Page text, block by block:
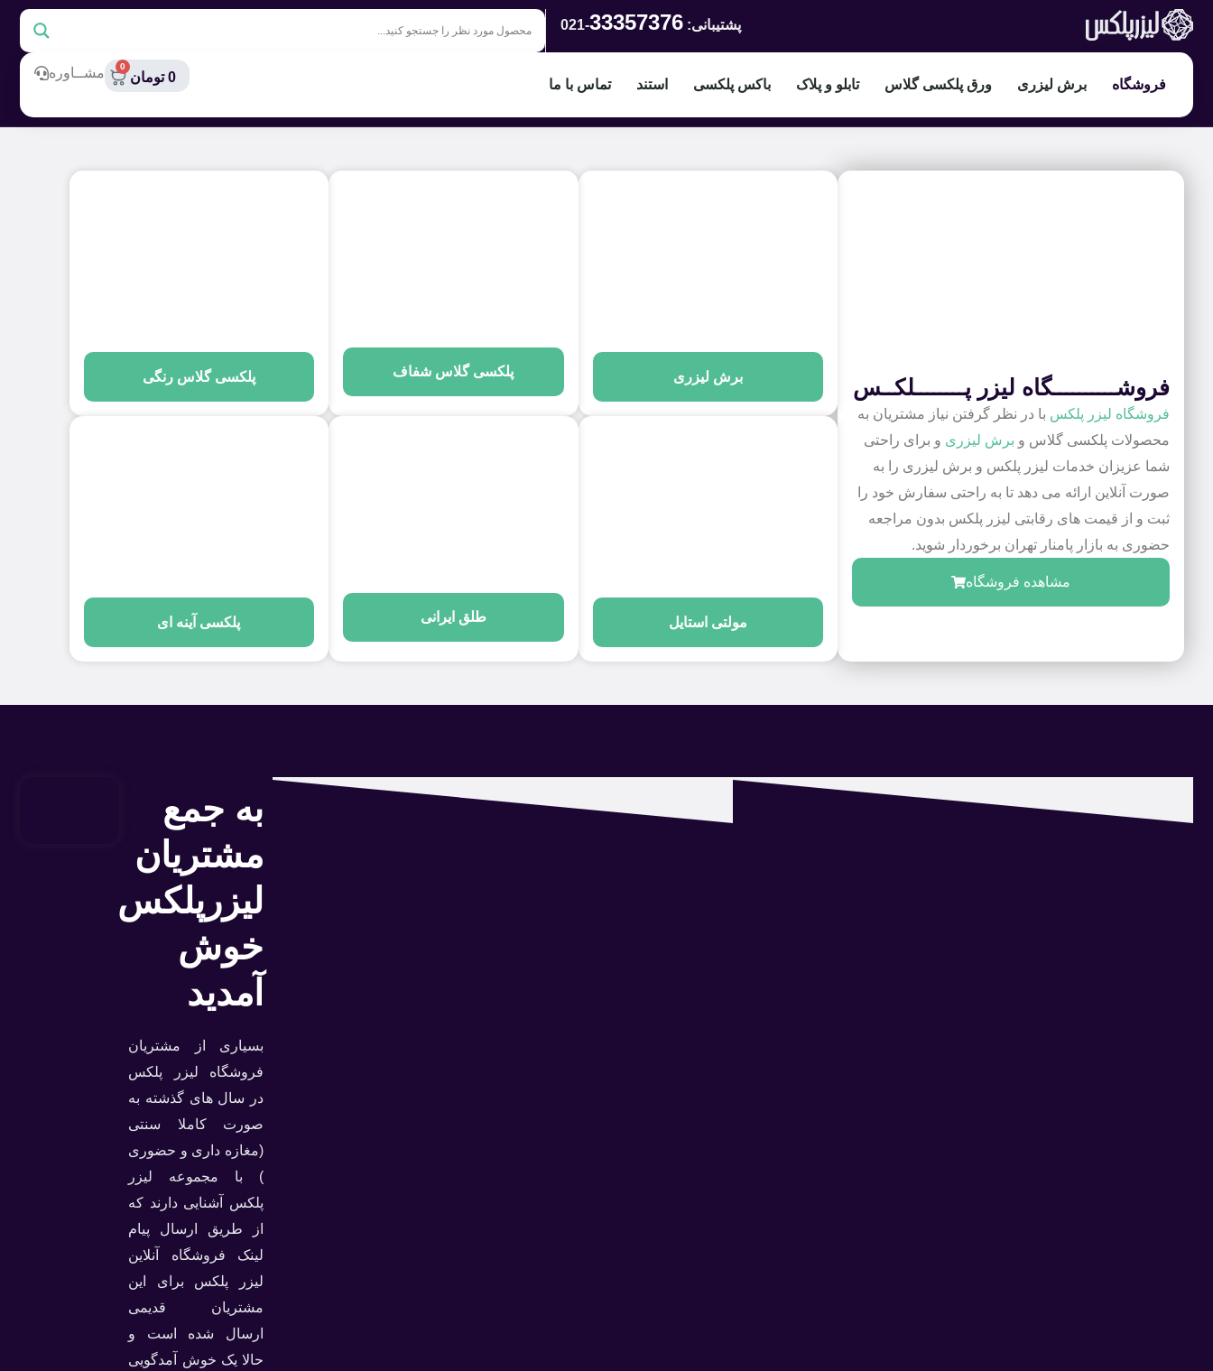
پشتیبانی:33357376
-021
فروشگاه برش لیزری ورق پلکسی گلاس تابلو و پلاک باکس پلکسی استند تماس با ما 0 تومان
0 مشــاوره
فروشــــــــــگاه لیزر پــــــــلکــس
فروشگاه لیزر پلکس با در نظر گرفتن نیاز مشتریان به
محصولات پلکسی گلاس و برش لیزری و برای راحتی
شما عزیزان خدمات لیزر پلکس و برش لیزری را به
صورت آنلاین ارائه می دهد تا به راحتی سفارش خود را
ثبت و از قیمت های رقابتی لیزر پلکس بدون مراجعه
حضوری به بازار پامنار تهران برخوردار شوید.
مشاهده فروشگاه
برش لیزری پلکسی گلاس شفاف پلکسی گلاس رنگی
مولتی استایل طلق ایرانی پلکسی آینه ای
به جمع
مشتریان
لیزرپلکس
خوش
آمدید
بسیاری از مشتریان
فروشگاه لیزر پلکس
در سال های گذشته به
صورت کاملا سنتی
(مغازه داری و حضوری
) با مجموعه لیزر
پلکس آشنایی دارند که
از طریق ارسال پیام
لینک فروشگاه آنلاین
لیزر پلکس برای این
مشتریان قدیمی
ارسال شده است و
حالا یک خوش آمدگویی